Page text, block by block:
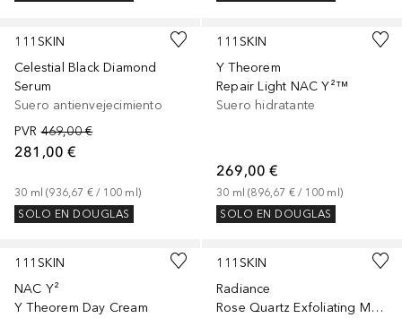
111SKIN
Celestial Black Diamond
Serum
Suero antienvejecimiento
PVR 469,00 €
281,00 €
30 ml (936,67 € / 100 ml )
SOLO EN DOUGLAS
111SKIN
Y Theorem
Repair Light NAC Y²™
Suero hidratante
269,00 €
30 ml (896,67 € / 100 ml )
SOLO EN DOUGLAS
111SKIN
NAC Y²
Y Theorem Day Cream
111SKIN
Radiance
Rose Quartz Exfoliating Mask